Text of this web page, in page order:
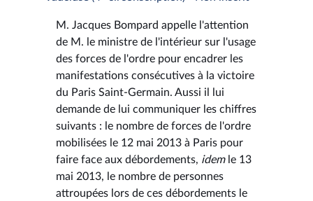
M. Jacques Bompard appelle l'attention
de M. le ministre de l'intérieur sur l'usage
des forces de l'ordre pour encadrer les
manifestations consécutives à la victoire
du Paris Saint-Germain. Aussi il lui
demande de lui communiquer les chiffres
suivants : le nombre de forces de l'ordre
mobilisées le 12 mai 2013 à Paris pour
faire face aux débordements, idemle 13
mai 2013, le nombre de personnes
attroupées lors de ces débordements le